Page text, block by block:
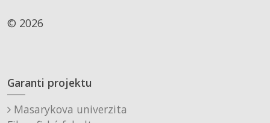
© 2026
Garanti projektu
Masarykova univerzita